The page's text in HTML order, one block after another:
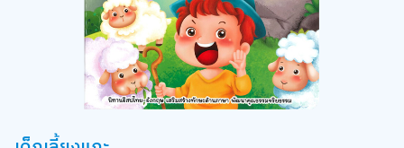
เด็กเลี้ยงแกะ